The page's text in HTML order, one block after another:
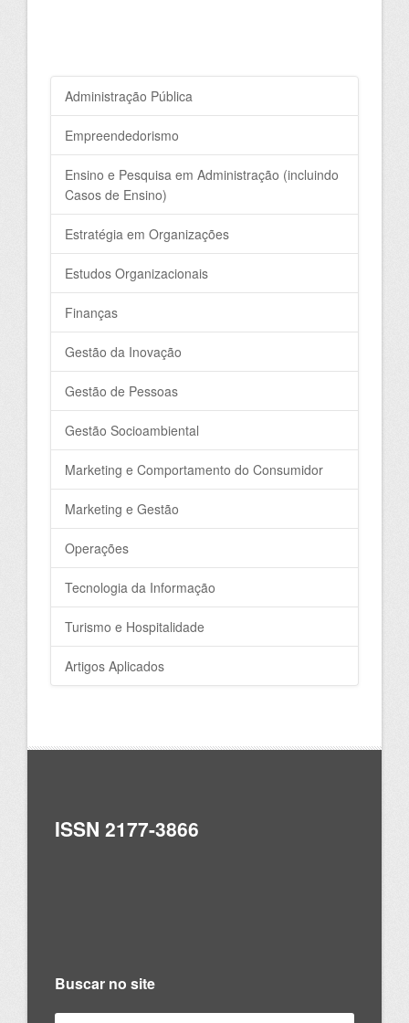
Administração Pública
Empreendedorismo
Ensino e Pesquisa em Administração (incluindo
Casos de Ensino)
Estratégia em Organizações
Estudos Organizacionais
Finanças
Gestão da Inovação
Gestão de Pessoas
Gestão Socioambiental
Marketing e Comportamento do Consumidor
Marketing e Gestão
Operações
Tecnologia da Informação
Turismo e Hospitalidade
Artigos Aplicados
ISSN 2177-3866
Buscar no site